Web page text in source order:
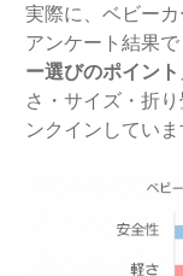
実際に、ベビー
アンケート結果で
ー選びのポイント
さ・サイズ・折
ンクインしていま